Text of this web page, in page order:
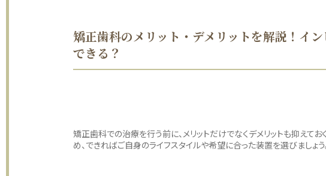
矯正歯科のメリット・デメリットを解説！イ
できる？
矯正歯科での治療を行う前に、メリットだけでなくデメリットも抑えて
め、できればご自身のライフスタイルや希望に合った装置を選びましょ